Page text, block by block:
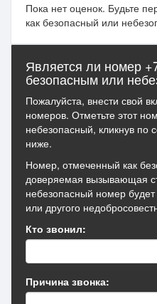
Пока нет оценок. Будьте
как безопасный или
Является ли номер
безопасным или
Пожалуйста, внести свой
номеров. Отметьте этот
небезопасный, кликнув по
ниже.
Номер, отмеченный как
доверяемая вызывающая
небезопасный номер
или другого
Кто звонил:
Причина звонка: